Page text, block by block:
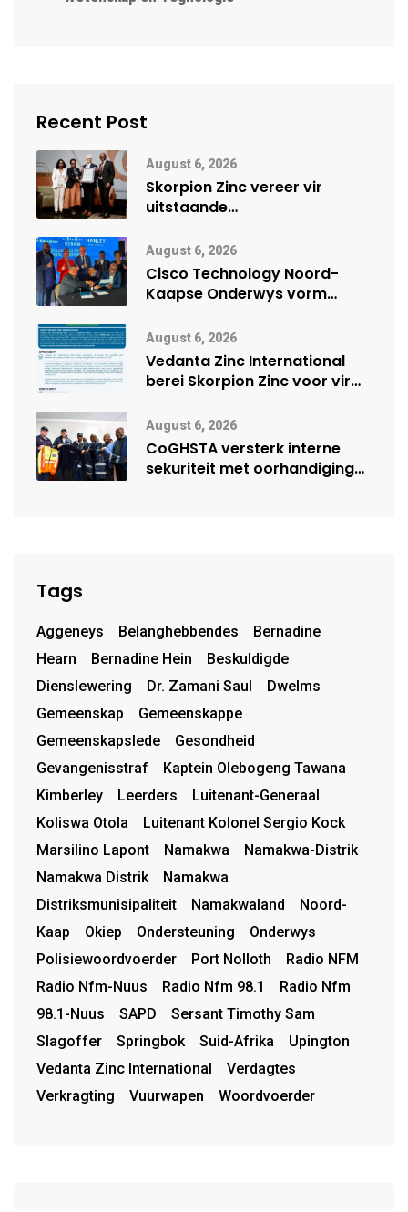
Recent Post
August 6, 2026
Skorpion Zinc vereer vir
uitstaande
Namibië Mynbou Ekspo
August 6, 2026
Cisco Technology Noord-
Kaapse Onderwys vorm
vennootskap
August 6, 2026
Vedanta Zinc International
berei Skorpion Zinc voor vir
August 6, 2026
CoGHSTA versterk interne
sekuriteit met oorhandiging
Tags
Aggeneys Belanghebbendes
Bernadine
Hearn
Bernadine Hein
Beskuldigde
Dienslewering
Dr. Zamani Saul
Dwelms
Gemeenskap
Gemeenskappe
Gemeenskapslede
Gesondheid
Gevangenisstraf
Kaptein Olebogeng Tawana
Kimberley
Leerders
Luitenant-Generaal
Koliswa Otola
Luitenant Kolonel Sergio Kock
Marsilino Lapont
Namakwa
Namakwa-Distrik
Namakwa Distrik
Namakwa
Distriksmunisipaliteit
Namakwaland
Noord-
Kaap
Okiep Ondersteuning
Onderwys
Polisiewoordvoerder
Port Nolloth
Radio NFM
Radio Nfm-Nuus
Radio Nfm 98.1
Radio Nfm
98.1-Nuus
SAPD
Sersant Timothy Sam
Slagoffer
Springbok Suid-Afrika
Upington
Vedanta Zinc International
Verdagtes
Verkragting
Vuurwapen Woordvoerder